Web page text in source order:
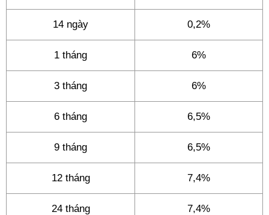
14 ngày 0,2%
1 tháng 6%
3 tháng 6%
6 tháng 6,5%
9 tháng 6,5%
12 tháng 7,4%
24 tháng 7,4%